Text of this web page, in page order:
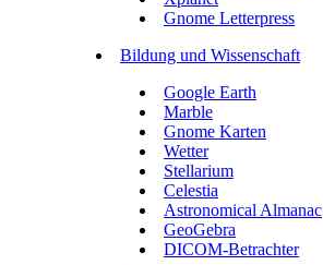
Gnome Letterpress
Bildung und Wissenschaft
Google Earth
Marble
Gnome Karten
Wetter
Stellarium
Celestia
Astronomical Almanac
GeoGebra
DICOM-Betrachter